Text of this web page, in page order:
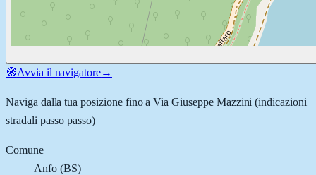
🧭Avvia il navigatore→
Naviga dalla tua posizione fino aVia Giuseppe Mazzini (indicazioni
stradali passo passo)
Comune
Anfo(BS)